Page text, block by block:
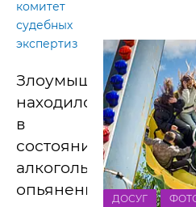
комитет
судебных
экспертиз
Злоумышленник
находился
в
состоянии
алкогольного
опьянения. ДОСУГ